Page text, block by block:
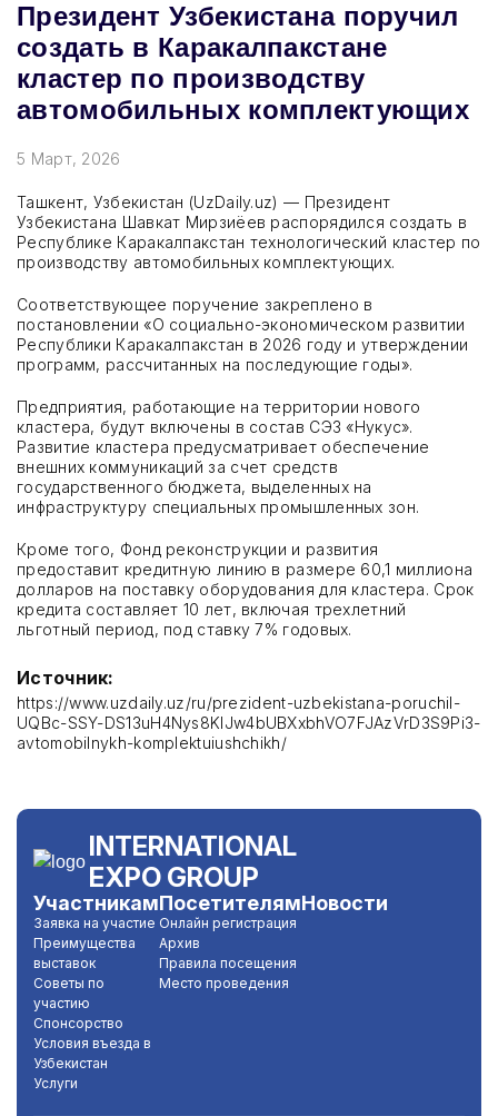
Президент Узбекистана поручил
создать в Каракалпакстане
кластер по производству
автомобильных комплектующих
5 Март, 2026
Ташкент, Узбекистан (UzDaily.uz) — Президент
Узбекистана Шавкат Мирзиёев распорядился создать в
Республике Каракалпакстан технологический кластер по
производству автомобильных комплектующих.
Соответствующее поручение закреплено в
постановлении «О социально-экономическом развитии
Республики Каракалпакстан в 2026 году и утверждении
программ, рассчитанных на последующие годы».
Предприятия, работающие на территории нового
кластера, будут включены в состав СЭЗ «Нукус».
Развитие кластера предусматривает обеспечение
внешних коммуникаций за счет средств
государственного бюджета, выделенных на
инфраструктуру специальных промышленных зон.
Кроме того, Фонд реконструкции и развития
предоставит кредитную линию в размере 60,1 миллиона
долларов на поставку оборудования для кластера. Срок
кредита составляет 10 лет, включая трехлетний
льготный период, под ставку 7% годовых.
Источник:
https://www.uzdaily.uz/ru/prezident-uzbekistana-poruchil-
UQBc-SSY-DS13uH4Nys8KIJw4bUBXxbhVO7FJAzVrD3S9Pi3-
avtomobilnykh-komplektuiushchikh/
INTERNATIONAL
EXPO GROUP
Участникам
Заявка на участие
Преимущества
выставок
Советы по
участию
Спонсорство
Условия въезда в
Узбекистан
Услуги
Посетителям
Онлайн регистрация
Архив
Правила посещения
Место проведения
Новости